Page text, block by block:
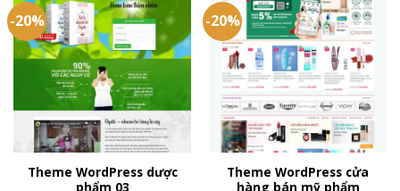
-20%
Theme WordPress dược
phẩm 03
-20%
Theme WordPress cửa
hàng bán mỹ phẩm